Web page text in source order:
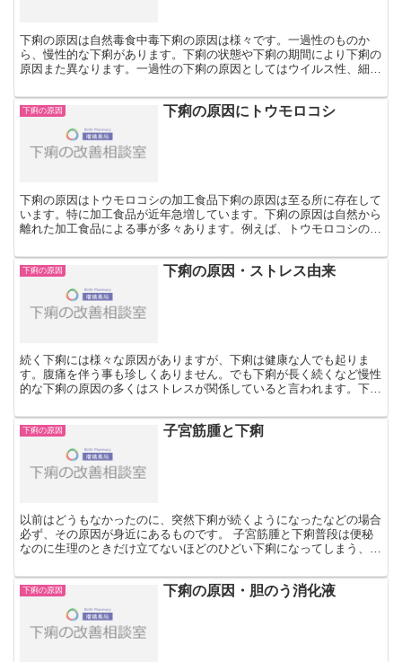
下痢の原因は自然毒食中毒下痢の原因は様々です。一過性のものか
ら、慢性的な下痢があります。下痢の状態や下痢の期間により下痢の
原因また異なります。一過性の下痢の原因としてはウイルス性、細菌
下痢の原因 下痢の原因にトウモロコシ
下痢の原因はトウモロコシの加工食品下痢の原因は至る所に存在して
います。特に加工食品が近年急増しています。下痢の原因は自然から
離れた加工食品による事が多々あります。例えば、トウモロコシの加
下痢の原因 下痢の原因・ストレス由来
続く下痢には様々な原因がありますが、下痢は健康な人でも起りま
す。腹痛を伴う事も珍しくありません。でも下痢が長く続くなど慢性
的な下痢の原因の多くはストレスが関係していると言われます。下痢
下痢の原因 子宮筋腫と下痢
以前はどうもなかったのに、突然下痢が続くようになったなどの場合
必ず、その原因が身近にあるものです。 子宮筋腫と下痢普段は便秘
なのに生理のときだけ立てないほどのひどい下痢になってしまう、ま
下痢の原因 下痢の原因・胆のう消化液